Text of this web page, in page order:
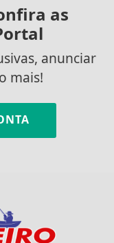
as
anunciar
mais!